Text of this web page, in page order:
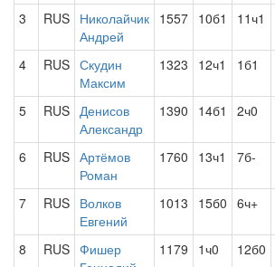
3 RUS Николайчик
Андрей
1557 10б1 11ч1
4 RUS Скудин
Максим
1323 12ч1 1б1
5 RUS Денисов
Александр
1390 14б1 2ч0
6 RUS Артёмов
Роман
1760 13ч1 7б-
7 RUS Волков
Евгений
1013 15б0 6ч+
8 RUS Фишер
1179 1ч0 12б0